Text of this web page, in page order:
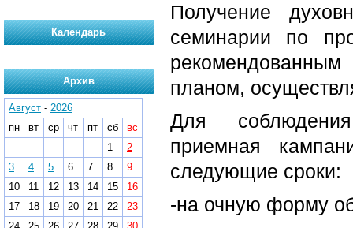
Получение
семинарии по
планом,
Для соблюдения
приемная
следующие сроки:
-на очную форму
Календарь
Архив
Август - 2026
пн
вт ср чт пт сб
вс
1
2
3
4 5 6 7 8
9
10
11 12 13 14 15
16
17
18 19 20 21 22
23